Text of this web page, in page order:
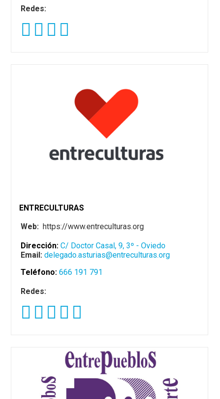
Redes:
ENTRECULTURAS
Web: https://www.entreculturas.org
Dirección:C/ Doctor Casal, 9, 3º - Oviedo
Email:delegado.asturias@entreculturas.org
Teléfono:666 191 791
Redes: